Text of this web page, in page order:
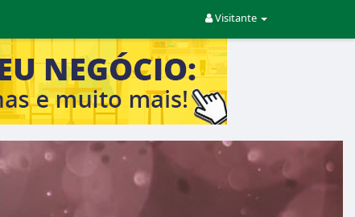
Visitante